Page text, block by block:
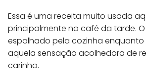
Essa é uma receita muito usada
principalmente no café da tarde.
espalhado pela cozinha enquanto
aquela sensação acolhedora de
carinho.